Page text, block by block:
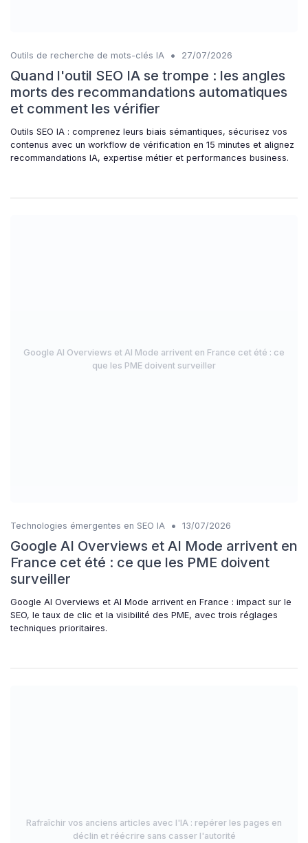
Outils de recherche de mots-clés IA • 27/07/2026
Quand l'outil SEO IA se trompe : les angles
morts des recommandations automatiques
et comment les vérifier
Outils SEO IA : comprenez leurs biais sémantiques, sécurisez vos
contenus avec un workflow de vérification en 15 minutes et alignez
recommandations IA, expertise métier et performances business.
Google AI Overviews et AI Mode arrivent en France cet été : ce
que les PME doivent surveiller
Technologies émergentes en SEO IA • 13/07/2026
Google AI Overviews et AI Mode arrivent en
France cet été : ce que les PME doivent
surveiller
Google AI Overviews et AI Mode arrivent en France : impact sur le
SEO, le taux de clic et la visibilité des PME, avec trois réglages
techniques prioritaires.
Rafraîchir vos anciens articles avec l'IA : repérer les pages en
déclin et réécrire sans casser l'autorité